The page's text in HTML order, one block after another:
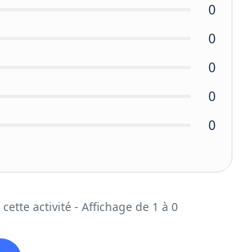
0
0
0
0
0
cette activité - Affichage de 1 à 0